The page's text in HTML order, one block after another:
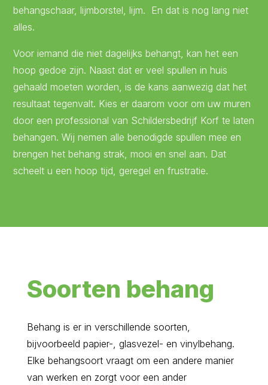
behangschaar, lijmborstel, lijm. En dat is nog lang niet
alles.
Voor iemand die niet dagelijks behangt, kan het een
hoop gedoe zijn. Naast dat er veel spullen in huis
gehaald moeten worden, is de kans aanwezig dat het
resultaat tegenvalt. Kies er daarom voor om uw muren
door een professional van Schildersbedrijf Korf te laten
behangen. Wij nemen alle benodigde spullen mee en
brengen het behang strak, mooi en snel aan. Dat
scheelt u een hoop tijd, geregel en frustratie.
Soorten behang
Behang is er in verschillende soorten,
bijvoorbeeld papier-, glasvezel- en vinylbehang.
Elke behangsoort vraagt om een andere manier
van werken en zorgt voor een ander